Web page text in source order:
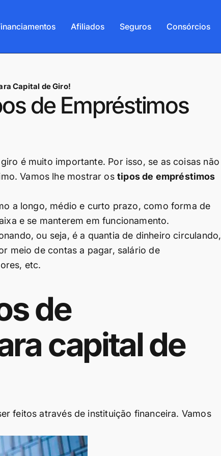
Afiliados Seguros Consórcios
Capital de Giro!
de Empréstimos
é muito importante. Por isso, se as coisas não
Vamos lhe mostrar ostipos de empréstimos
a longo, médio e curto prazo, como forma de
e se manterem em funcionamento.
ou seja, é a quantia de dinheiro circulando,
meio de contas a pagar, salário de
etc.
de
capital de
feitos através de instituição financeira. Vamos